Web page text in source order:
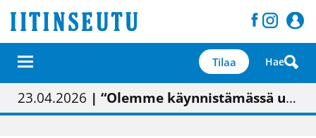
Tilaa Hae
01.02.2026 | Painon vaihtumisen pitäisi näkyä hieman parempana painojäljen laatuna lehdessä
05.02.2026 | Uudistettu kunnantalo on valoisa
23.04.2026 | “Olemme käynnistämässä uudelleen keskustavisiotyön”
09.05.2026| "Maalla on totuttu elämään omavaraisemmin kuin kaupungissa"